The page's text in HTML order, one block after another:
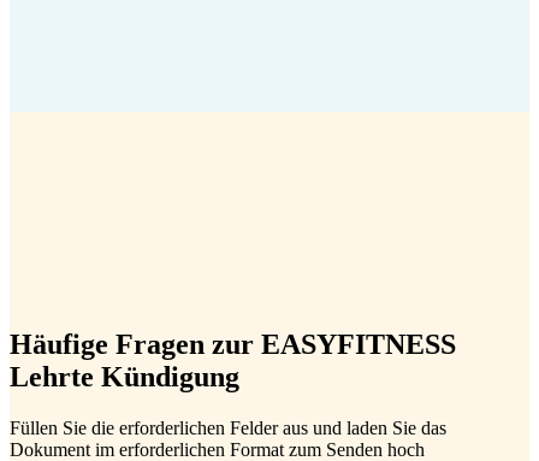
Häufige Fragen zur EASYFITNESS
Lehrte Kündigung
Füllen Sie die erforderlichen Felder aus und laden Sie das
Dokument im erforderlichen Format zum Senden hoch